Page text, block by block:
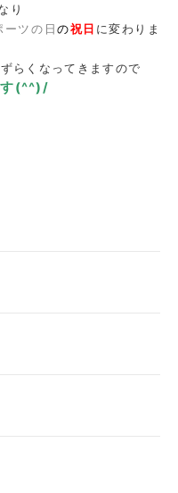
り
ーツの日の祝日 に変わりま
らくなってきますので
す(^^)/